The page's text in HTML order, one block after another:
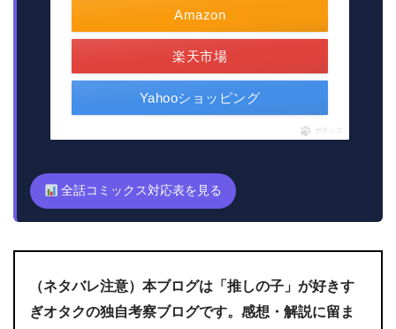
Amazon
楽天市場
Yahooショッピング
ポチップ
全話コミックス対応表を見る
（ネタバレ注意）本ブログは「 推しの子」が好きす
ぎオタクの独自考察ブログです。感想・解説に留ま